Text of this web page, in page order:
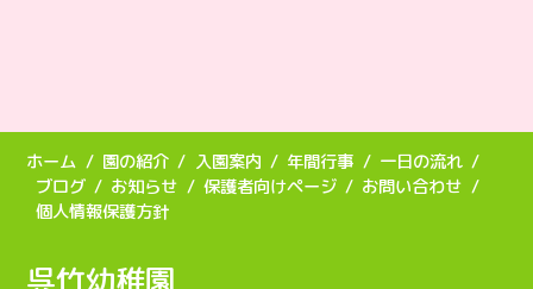
ホーム 園の紹介 入園案内 年間行事
一日の流れ
ブログ
お知らせ 保護者向けページ
お問い合わせ
個人情報保護方針
呉竹幼稚園